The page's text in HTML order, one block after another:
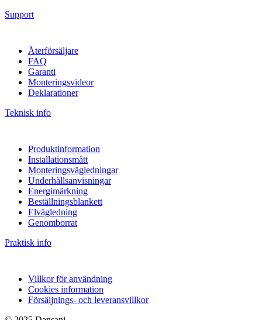
Support
Återförsäljare
FAQ
Garanti
Monteringsvideor
Deklarationer
Teknisk info
Produktinformation
Installationsmått
Monteringsvägledningar
Underhållsanvisningar
Energimärkning
Beställningsblankett
Elvägledning
Genomborrat
Praktisk info
Villkor för användning
Cookies information
Försäljnings- och leveransvillkor